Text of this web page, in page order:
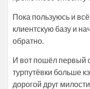
Пока пользуюсь и
клиентскую базу и
обратно.
И вот пошёл первый
турпутёвки больше
дорогой друг